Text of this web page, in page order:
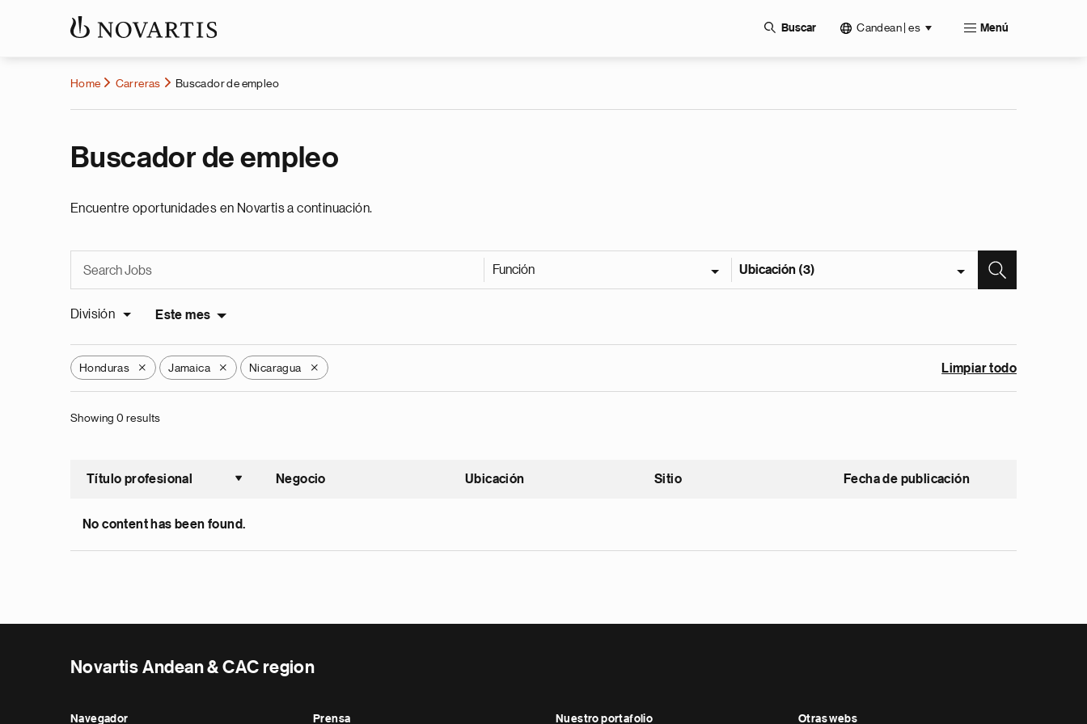
Buscar Candean | es Menú
Home Carreras Buscador de empleo
Buscador de empleo
Encuentre oportunidades en Novartis a continuación.
Función Ubicación (3)
División Este mes
Honduras X Jamaica X Nicaragua X Limpiar todo
Showing 0 results
Título profesional
Ordenar ascendente
Negocio Ubicación Sitio Fecha de publicación
No content has been found.
Novartis Andean & CAC region
Navegador Prensa Nuestro portafolio Otras webs